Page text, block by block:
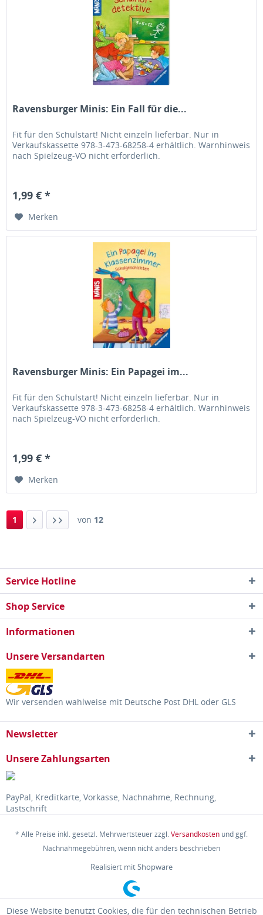
Ravensburger Minis: Ein Fall für die...
Fit für den Schulstart! Nicht einzeln lieferbar. Nur in
Verkaufskassette 978-3-473-68258-4 erhältlich. Warnhinweis
nach Spielzeug-VO nicht erforderlich.
1,99 € *
Merken
Ravensburger Minis: Ein Papagei im...
Fit für den Schulstart! Nicht einzeln lieferbar. Nur in
Verkaufskassette 978-3-473-68258-4 erhältlich. Warnhinweis
nach Spielzeug-VO nicht erforderlich.
1,99 € *
Merken
1 von 12
Service Hotline
Shop Service
Informationen
Unsere Versandarten
Wir versenden wahlweise mit Deutsche Post DHL oder GLS
Newsletter
Unsere Zahlungsarten
PayPal, Kreditkarte, Vorkasse, Nachnahme, Rechnung,
Lastschrift
* Alle Preise inkl. gesetzl. Mehrwertsteuer zzgl.Versandkosten und ggf.
Nachnahmegebühren, wenn nicht anders beschrieben
Realisiert mit Shopware
Diese Website benutzt Cookies, die für den technischen Betrieb